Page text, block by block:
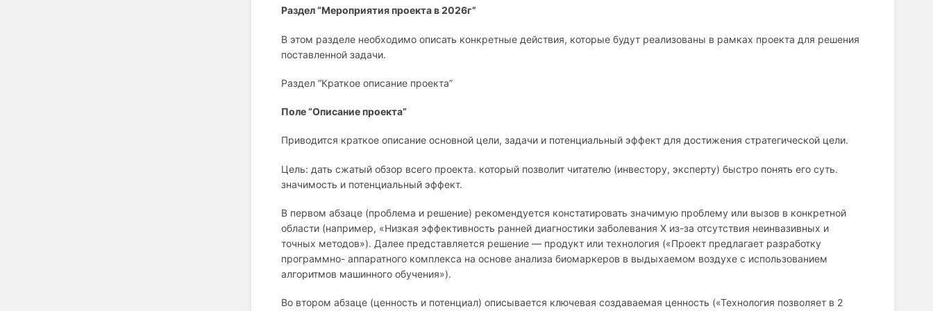
Раздел “Мероприятия проекта в 2026г”
В этом разделе необходимо описать конкретные действия, которые будут реализованы в рамках проекта для решения
поставленной задачи.
Раздел “Краткое описание проекта”
Поле “Описание проекта”
Приводится краткое описание основной цели, задачи и потенциальный эффект для достижения стратегической цели.
Цель: дать сжатый обзор всего проекта. который позволит читателю (инвестору, эксперту) быстро понять его суть.
значимость и потенциальный эффект.
В первом абзаце (проблема и решение) рекомендуется констатировать значимую проблему или вызов в конкретной
области (например, «Низкая эффективность ранней диагностики заболевания Х из-за отсутствия неинвазивных и
точных методов»). Далее представляется решение — продукт или технология («Проект предлагает разработку
программно- аппаратного комплекса на основе анализа биомаркеров в выдыхаемом воздухе с использованием
алгоритмов машинного обучения»).
Во втором абзаце (ценность и потенциал) описывается ключевая создаваемая ценность («Технология позволяет в 2